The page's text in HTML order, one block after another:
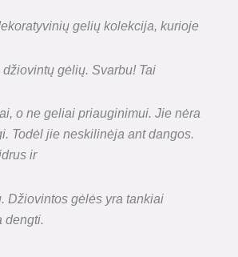
gelių kolekcija, kurioje
gėlių. Svarbu! Tai
o ne geliai priauginimui. Jie nėra
Todėl jie neskilinėja ant dangos.
ir
Džiovintos gėlės yra tankiai
dengti.